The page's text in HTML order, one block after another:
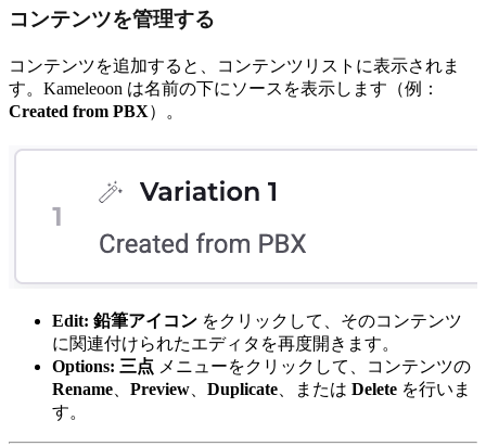
コンテンツを管理する
コンテンツを追加すると、コンテンツリストに表示されま
す。Kameleoon は名前の下にソースを表示します（例：
Created from PBX）。
Edit: 鉛筆アイコン をクリックして、そのコンテンツ
に関連付けられたエディタを再度開きます。
Options: 三点 メニューをクリックして、コンテンツの
Rename
Preview Duplicate 、または Delete を行いま
す。